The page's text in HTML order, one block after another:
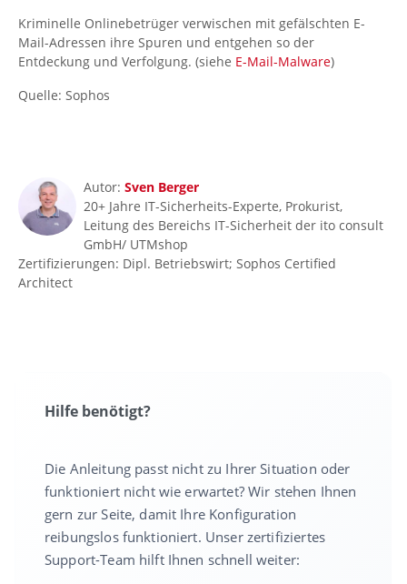
Kriminelle Onlinebetrüger verwischen mit gefälschten E-
Mail-Adressen ihre Spuren und entgehen so der
Entdeckung und Verfolgung. (siehe E-Mail-Malware)
Quelle: Sophos
Autor: Sven Berger
20+ Jahre IT-Sicherheits-Experte, Prokurist,
Leitung des Bereichs IT-Sicherheit der ito consult
GmbH/ UTMshop
Zertifizierungen: Dipl. Betriebswirt; Sophos Certified
Architect
Hilfe benötigt?
Die Anleitung passt nicht zu Ihrer Situation oder
funktioniert nicht wie erwartet? Wir stehen Ihnen
gern zur Seite, damit Ihre Konfiguration
reibungslos funktioniert. Unser zertifiziertes
Support-Team hilft Ihnen schnell weiter: